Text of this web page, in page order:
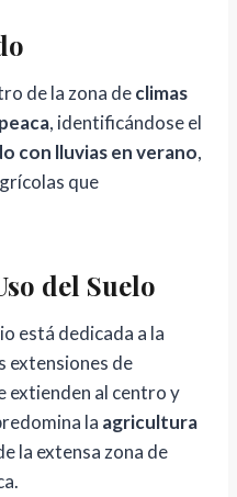
de la zona declimas
, identificándose el
con lluvias en verano,
que
del Suelo
está dedicada a la
extensiones de
extienden al centro y
la agricultura
la extensa zona de